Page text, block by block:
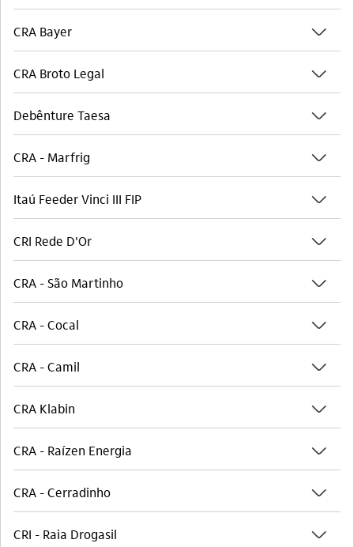
CRA Bayer seta_baixo
CRA Broto Legal seta_baixo
Debênture Taesa seta_baixo
CRA - Marfrig seta_baixo
Itaú Feeder Vinci III FIP seta_baixo
CRI Rede D'Or seta_baixo
CRA - São Martinho seta_baixo
CRA - Cocal seta_baixo
CRA - Camil seta_baixo
CRA Klabin seta_baixo
CRA - Raízen Energia seta_baixo
CRA - Cerradinho seta_baixo
CRI - Raia Drogasil seta_baixo